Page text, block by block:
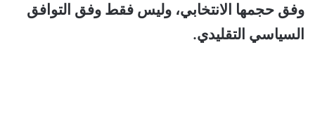
وفق حجمها الانتخابي، وليس فقط وفق التوافق
السياسي التقليدي.